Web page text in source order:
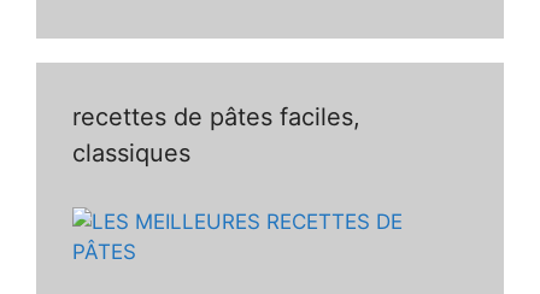
recettes de pâtes faciles,
classiques